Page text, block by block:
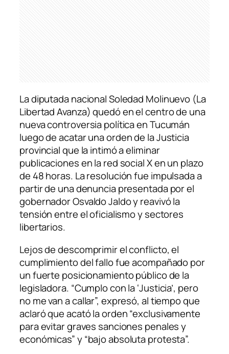
La diputada nacional Soledad Molinuevo (La
Libertad Avanza) quedó en el centro de una
nueva controversia política en Tucumán
luego de acatar una orden de la Justicia
provincial que la intimó a eliminar
publicaciones en la red social X en un plazo
de 48 horas. La resolución fue impulsada a
partir de una denuncia presentada por el
gobernador Osvaldo Jaldo y reavivó la
tensión entre el oficialismo y sectores
libertarios.
Lejos de descomprimir el conflicto, el
cumplimiento del fallo fue acompañado por
un fuerte posicionamiento público de la
legisladora. “Cumplo con la ‘Justicia’, pero
no me van a callar”, expresó, al tiempo que
aclaró que acató la orden “exclusivamente
para evitar graves sanciones penales y
económicas” y “bajo absoluta protesta”.